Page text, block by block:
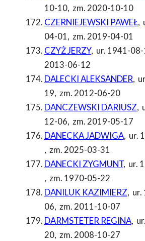
10-10, zm. 2020-10-10
CZERNIEJEWSKI PAWEŁ,
04-01, zm. 2019-04-01
CZYŻ JERZY, ur. 1941-
2013-06-12
DALECKI ALEKSANDER,
19, zm. 2012-06-20
DANCZEWSKI DARIUSZ,
12-06, zm. 2019-05-17
DANECKA JADWIGA, ur.
, zm. 2025-03-31
DANECKI ZYGMUNT, ur.
, zm. 1970-05-22
DANILUK KAZIMIERZ, ur.
06, zm. 2011-10-07
DARMSTETER REGINA,
20, zm. 2008-10-27